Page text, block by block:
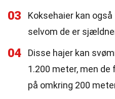
03
Koksehaier kan
selvom de er
04
Disse hajer kan
1.200 meter, men
på omkring 200